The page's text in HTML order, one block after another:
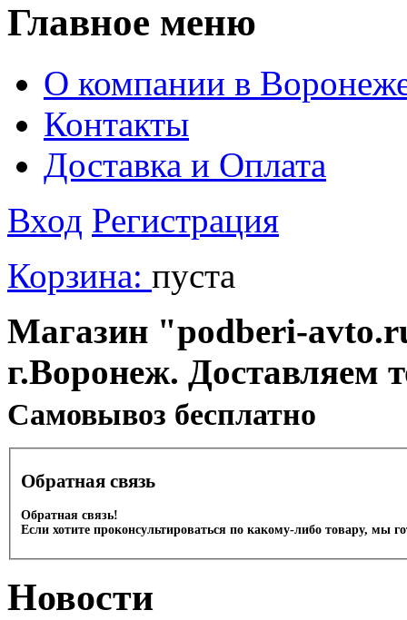
Главное меню
О компании в
Контакты
Доставка и Оплата
Вход Регистрация
Корзина: пуста
Магазин "podberi-
г.Воронеж. Доставляем
Cамовывоз бесплатно
Обратная связь
Обратная связь!
Если хотите проконсультироваться по какому-либо товару, мы
Новости